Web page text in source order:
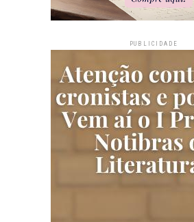
PUBLICIDADE